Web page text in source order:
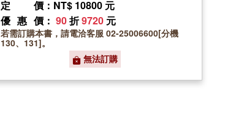
定價 ：NT$ 10800 元
優惠價 ： 90折9720 元
若需訂購本書，請電洽客服 02-25006600[分機
130、131]。
無法訂購